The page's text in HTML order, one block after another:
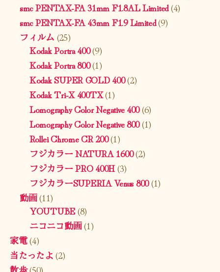
smc PENTAX-FA 31mm F1.8AL Limited(4)
smc PENTAX-FA 43mm F1.9 Limited(9)
フィルム (25)
Kodak Portra 400(9)
Kodak Portra 800(1)
Kodak SUPER GOLD 400(2)
Kodak Tri-X 400TX(1)
Lomography Color Negative 400(6)
Lomography Color Negative 800(1)
Rollei Chrome CR 200(1)
フジカラー NATURA 1600(2)
フジカラー PRO 400H(3)
フジカラーSUPERIA Venus 800(1)
動画(11)
YOUTUBE(8)
ニコニコ動画(1)
家電(4)
当たったよ(2)
散歩(50)